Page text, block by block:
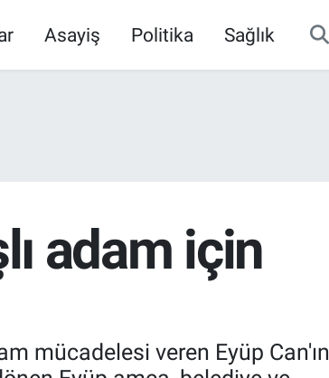
Asayiş Politika Sağlık
adam için
mücadelesi veren Eyüp Can'ın